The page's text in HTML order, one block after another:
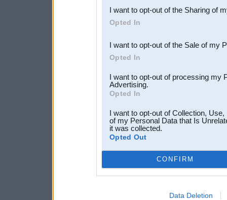
Downstream Participants
third parties.
I want to opt-out of the Sharing of
Opted In
I want to opt-out of the Sale of my
Opted In
I want to opt-out of processing my
Advertising.
Opted In
I want to opt-out of Collection,
of my Personal Data that Is
it was collected.
Opted Out
CONFIRM
Data Deletion